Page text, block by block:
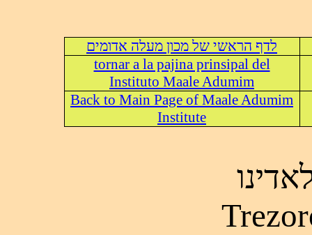
לדף הראשי של מכון מעלה אדומים
tornar a la pajina prinsipal del
Instituto Maale Adumim
Back to Main Page of Maale Adumim
Institute